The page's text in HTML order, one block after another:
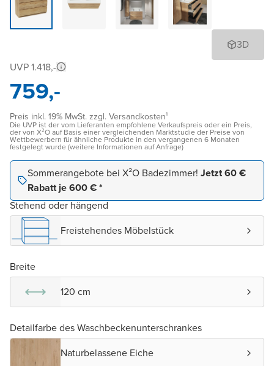
3D
UVP 1.418,-
759,-
Preis inkl. 19% MwSt. zzgl. Versandkosten¹
Die UVP ist der vom Lieferanten empfohlene Verkaufspreis oder ein Preis,
der von X²O auf Basis einer vergleichenden Marktstudie der Preise von
Wettbewerbern für ähnliche Produkte in den vergangenen 6 Monaten
festgelegt wurde (weitere Informationen auf Anfrage)
Sommerangebote bei X²O Badezimmer! Jetzt 60 €
Rabatt je 600 € *
Stehend oder hängend
Freistehendes Möbelstück
Breite
120 cm
Detailfarbe des Waschbeckenunterschrankes
Naturbelassene Eiche